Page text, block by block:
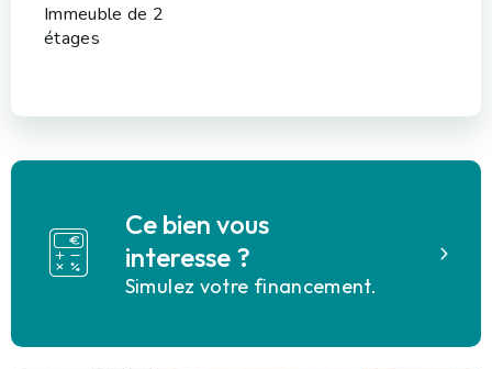
Immeuble de 2
étages
Ce bien vous
interesse ?
Simulez votre financement.